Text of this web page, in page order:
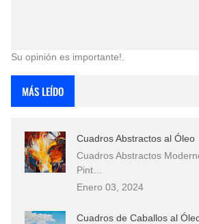
Su opinión es importante!.
MÁS LEÍDO
Cuadros Abstractos al Óleo
Cuadros Abstractos
Pint…
Enero 03, 2024
Cuadros de Caballos al